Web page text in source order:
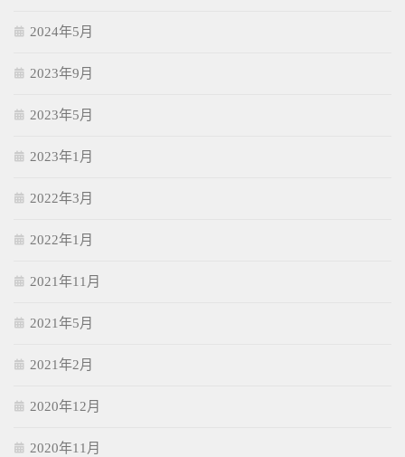
2024年5月
2023年9月
2023年5月
2023年1月
2022年3月
2022年1月
2021年11月
2021年5月
2021年2月
2020年12月
2020年11月